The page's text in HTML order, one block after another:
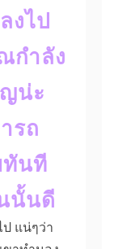
งไป
กำลัง
น่ะ
รถ
ทันที
นั้นดี
แน่ๆว่า